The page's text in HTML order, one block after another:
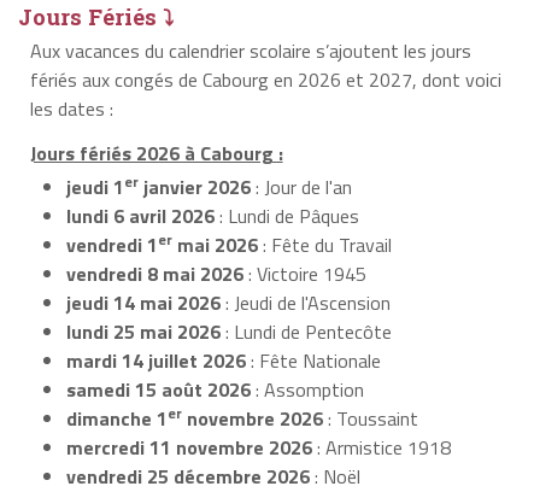
Jours Fériés ⤵
Aux vacances du calendrier scolaire s’ajoutent les jours
fériés aux congés de Cabourg en 2026 et 2027, dont voici
les dates :
Jours fériés 2026 à Cabourg :
jeudi 1er janvier 2026: Jour de l'an
lundi 6 avril 2026: Lundi de Pâques
vendredi 1er mai 2026: Fête du Travail
vendredi 8 mai 2026: Victoire 1945
jeudi 14 mai 2026: Jeudi de l'Ascension
lundi 25 mai 2026: Lundi de Pentecôte
mardi 14 juillet 2026: Fête Nationale
samedi 15 août 2026: Assomption
dimanche 1er novembre 2026: Toussaint
mercredi 11 novembre 2026: Armistice 1918
vendredi 25 décembre 2026: Noël